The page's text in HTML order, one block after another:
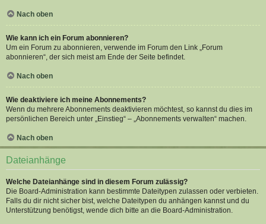
Nach oben
Wie kann ich ein Forum abonnieren?
Um ein Forum zu abonnieren, verwende im Forum den Link „Forum
abonnieren“, der sich meist am Ende der Seite befindet.
Nach oben
Wie deaktiviere ich meine Abonnements?
Wenn du mehrere Abonnements deaktivieren möchtest, so kannst du dies im
persönlichen Bereich unter „Einstieg“ – „Abonnements verwalten“ machen.
Nach oben
Dateianhänge
Welche Dateianhänge sind in diesem Forum zulässig?
Die Board-Administration kann bestimmte Dateitypen zulassen oder verbieten.
Falls du dir nicht sicher bist, welche Dateitypen du anhängen kannst und du
Unterstützung benötigst, wende dich bitte an die Board-Administration.